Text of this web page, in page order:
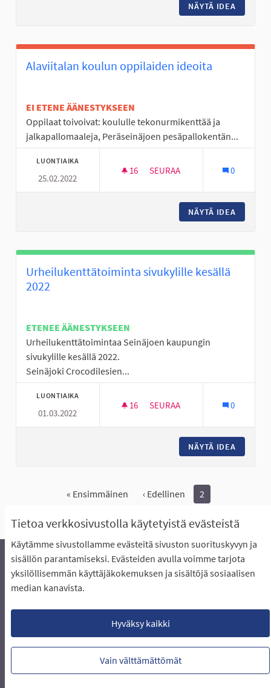
Tietoa verkkosivustolla käytetyistä evästeistä
Käytämme sivustollamme evästeitä sivuston suorituskyvyn ja
sisällön parantamiseksi. Evästeiden avulla voimme tarjota
yksilöllisemmän käyttäjäkokemuksen ja sisältöjä sosiaalisen
median kanavista.
Hyväksy kaikki
Vain välttämättömät
NÄYTÄ IDEA
Alaviitalan koulun oppilaiden ideoita
EI ETENE ÄÄNESTYKSEEN
Oppilaat toivoivat: koululle tekonurmikenttää ja
jalkapallomaaleja, Peräseinäjoen pesäpallokentän...
LUONTIAIKA
25.02.2022
16 16 SEURAAJAA
SEURAA 0
NÄYTÄ IDEA
Urheilukenttätoiminta sivukylille kesällä
2022
ETENEE ÄÄNESTYKSEEN
Urheilukenttätoimintaa Seinäjoen kaupungin
sivukylille kesällä 2022.
Seinäjoki Crocodilesien...
LUONTIAIKA
01.03.2022
16 16 SEURAAJAA
SEURAA 0
NÄYTÄ IDEA
« Ensimmäinen ‹ Edellinen 2
Näytä kaikki peruutetut ideat
Äänestyksen pikaohjeet
Usein kysytyt kysymykset
Näin äänestät Asukasbudjetissa
Lataa avoimet datatiedostot
Evästeasetukset
Verkkosivusto luotuvapaan ohjelmiston